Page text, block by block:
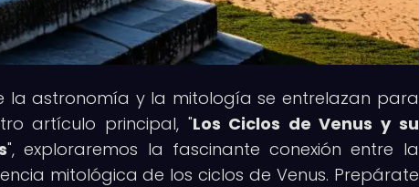
la astronomía y la mitología se entrelazan para
artículo principal, "Los Ciclos de Venus y su
", exploraremos la fascinante conexión entre la
mitológica de los ciclos de Venus. Prepárate